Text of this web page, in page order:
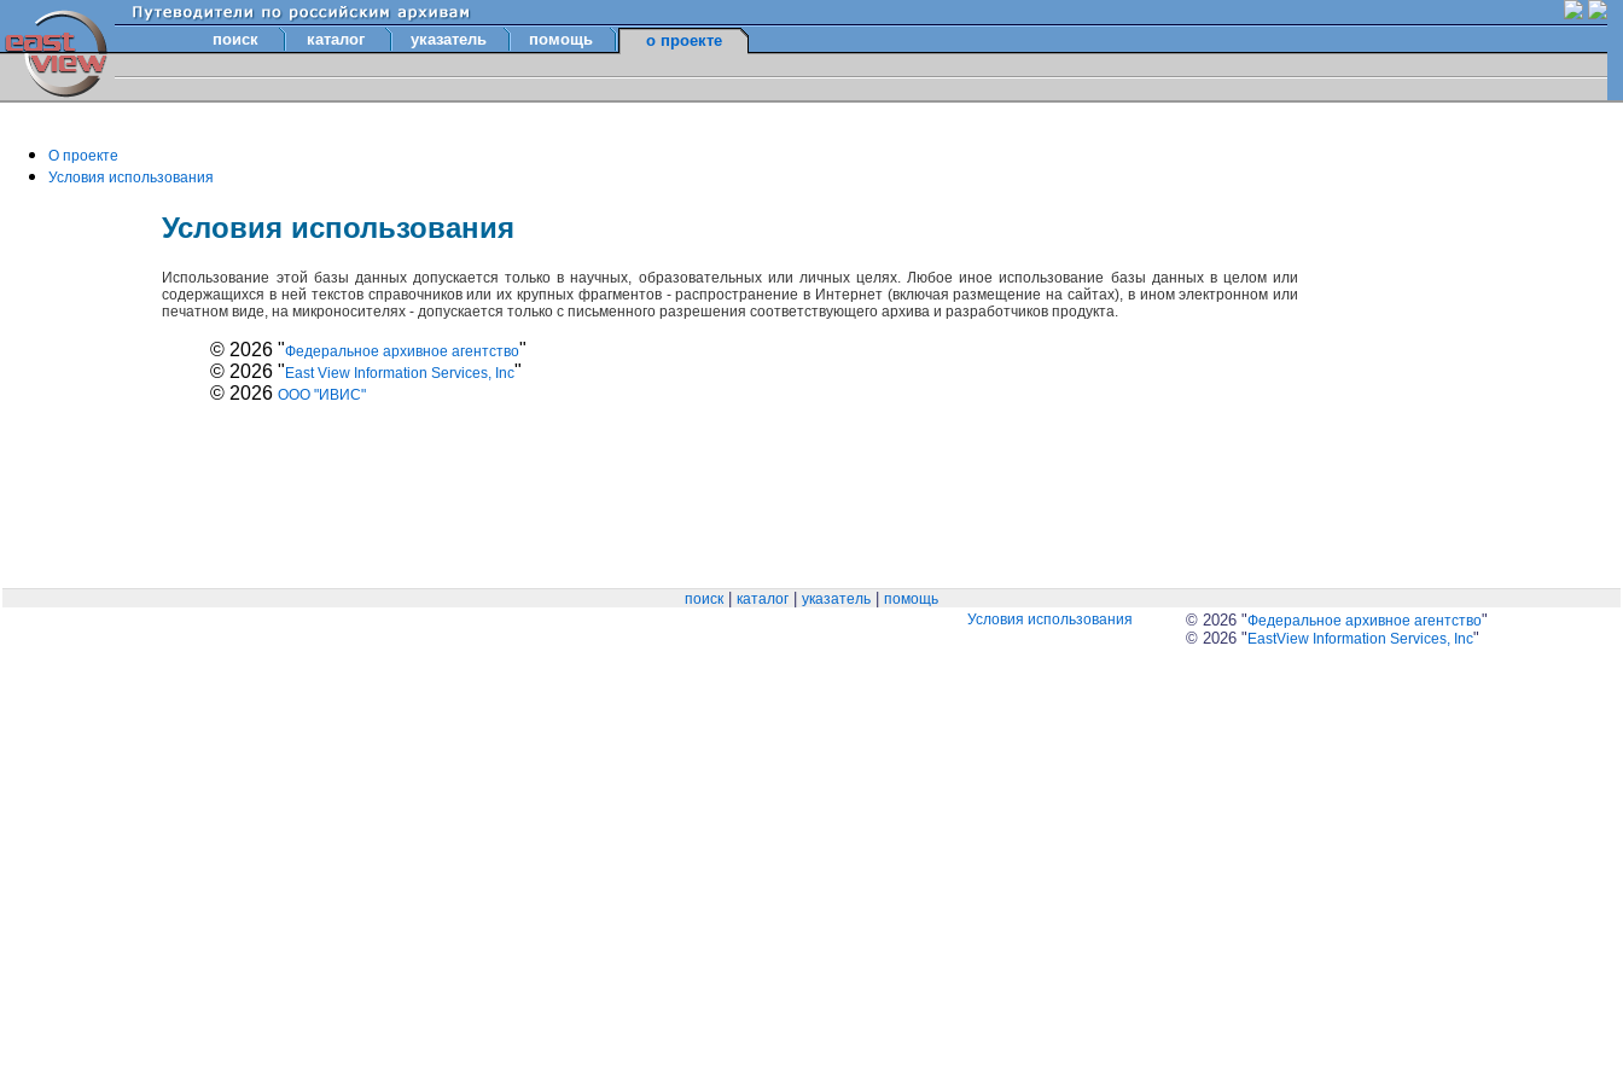
поиск каталог указатель помощь о проекте
О проекте
Условия использования
Условия использования
Использование этой базы данных допускается только в научных, образовательных или личных целях. Любое иное использование базы данных в целом или
содержащихся в ней текстов справочников или их крупных фрагментов - распространение в Интернет (включая размещение на сайтах), в ином электронном или
печатном виде, на микроносителях - допускается только с письменного разрешения соответствующего архива и разработчиков продукта.
© 2026 "Федеральное архивное агентство"
© 2026 " East View Information Services, Inc"
© 2026ООО "ИВИС"
поиск каталог указатель
помощь
Условия использования
© 2026 "Федеральное архивное агентство"
© 2026 " EastView Information Services, Inc"